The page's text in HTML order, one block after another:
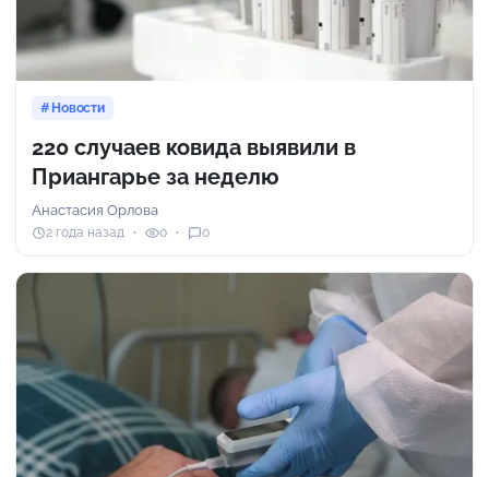
Новости
220 случаев ковида выявили в
Приангарье за неделю
Анастасия Орлова
2 года назад 0 0